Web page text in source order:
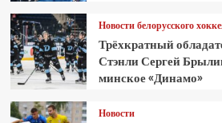
Новости белорусского
Трёхкратный
Стэнли Сергей
минское «Динамо»
Новости